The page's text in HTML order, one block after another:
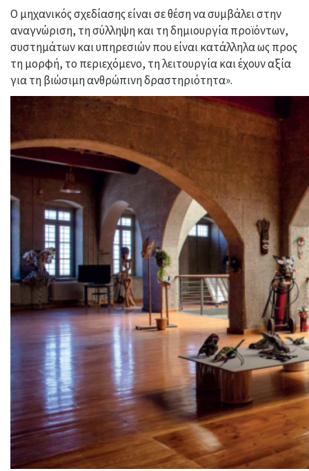
Ο μηχανικός σχεδίασης είναι σε θέση να συμβάλει στην
αναγνώριση, τη σύλληψη και τη δημιουργία προϊόντων,
συστημάτων και υπηρεσιών που είναι κατάλληλα ως προς
τη μορφή, το περιεχόμενο, τη λειτουργία και έχουν αξία
για τη βιώσιμη ανθρώπινη δραστηριότητα».